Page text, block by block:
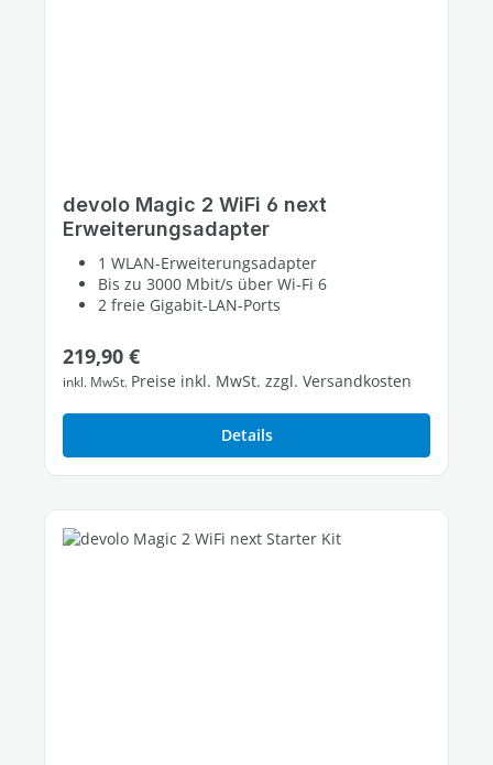
devolo Magic 2 WiFi 6 next
Erweiterungsadapter
1 WLAN-Erweiterungsadapter
Bis zu 3000 Mbit/s über Wi-Fi 6
2 freie Gigabit-LAN-Ports
Regulärer Preis:
219,90 €
inkl. MwSt. Preise inkl. MwSt. zzgl. Versandkosten
Details